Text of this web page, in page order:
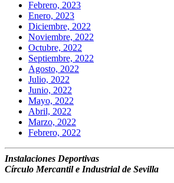
Febrero, 2023
Enero, 2023
Diciembre, 2022
Noviembre, 2022
Octubre, 2022
Septiembre, 2022
Agosto, 2022
Julio, 2022
Junio, 2022
Mayo, 2022
Abril, 2022
Marzo, 2022
Febrero, 2022
Instalaciones Deportivas
Círculo Mercantil e Industrial de Sevilla